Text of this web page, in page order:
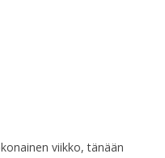
viikko, tänään